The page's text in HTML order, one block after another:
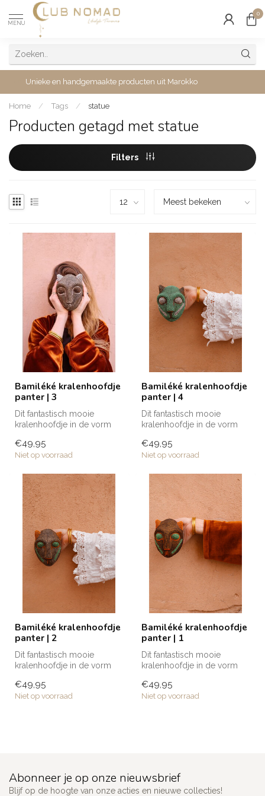
MENU
0
Unieke en handgemaakte producten uit Marokko
Home / Tags / statue
Producten getagd met statue
Filters
Bamiléké kralenhoofdje
panter | 3
Dit fantastisch mooie
kralenhoofdje in de vorm
met de...
€49,95
Niet op voorraad
Bamiléké kralenhoofdje
panter | 4
Dit fantastisch mooie
kralenhoofdje in de vorm
met de...
€49,95
Niet op voorraad
Bamiléké kralenhoofdje
panter | 2
Dit fantastisch mooie
kralenhoofdje in de vorm
met de...
€49,95
Niet op voorraad
Bamiléké kralenhoofdje
panter | 1
Dit fantastisch mooie
kralenhoofdje in de vorm
met de...
€49,95
Niet op voorraad
Abonneer je op onze nieuwsbrief
Blijf op de hoogte van onze acties en nieuwe collecties!